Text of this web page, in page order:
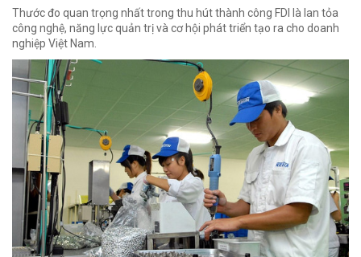
Thước đo quan trọng nhất trong thu hút thành công FDI là lan tỏa
công nghệ, năng lực quản trị và cơ hội phát triển tạo ra cho doanh
nghiệp Việt Nam.